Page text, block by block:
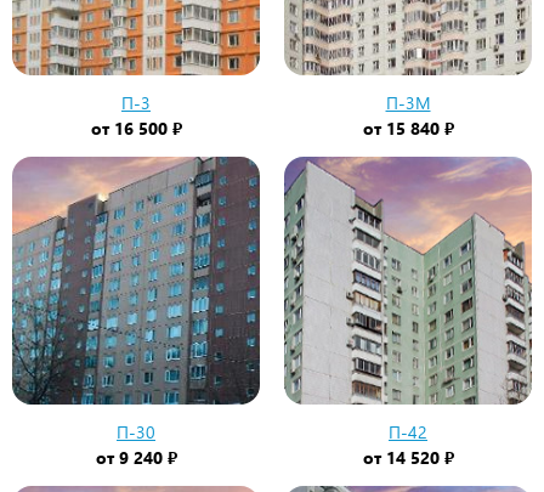
П-3
от 16 500 ₽
П-3М
от 15 840 ₽
П-30
от9 240 ₽
П-42
от 14 520 ₽